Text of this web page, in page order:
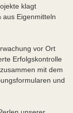
klagt
aus Eigenmitteln
vor Ort
Erfolgskontrolle
mit dem
und